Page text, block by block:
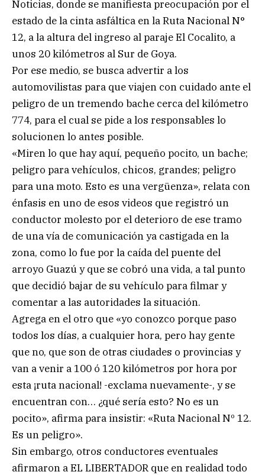
Noticias, donde se manifiesta preocupación por el
estado de la cinta asfáltica en la Ruta Nacional N°
12, a la altura del ingreso al paraje El Cocalito, a
unos 20 kilómetros al Sur de Goya.
Por ese medio, se busca advertir a los
automovilistas para que viajen con cuidado ante el
peligro de un tremendo bache cerca del kilómetro
774, para el cual se pide a los responsables lo
solucionen lo antes posible.
«Miren lo que hay aquí, pequeño pocito, un bache;
peligro para vehículos, chicos, grandes; peligro
para una moto. Esto es una vergüenza», relata con
énfasis en uno de esos videos que registró un
conductor molesto por el deterioro de ese tramo
de una vía de comunicación ya castigada en la
zona, como lo fue por la caída del puente del
arroyo Guazú y que se cobró una vida, a tal punto
que decidió bajar de su vehículo para filmar y
comentar a las autoridades la situación.
Agrega en el otro que «yo conozco porque paso
todos los días, a cualquier hora, pero hay gente
que no, que son de otras ciudades o provincias y
van a venir a 100 ó 120 kilómetros por hora por
esta ¡ruta nacional! -exclama nuevamente-, y se
encuentran con… ¿qué sería esto? No es un
pocito», afirma para insistir: «Ruta Nacional Nº 12.
Es un peligro».
Sin embargo, otros conductores eventuales
afirmaron a EL LIBERTADOR que en realidad todo